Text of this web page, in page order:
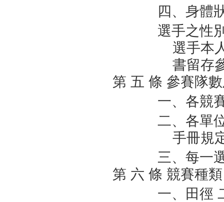
四、身體
選手之性
選手本
書留存
第 五 條 參賽隊
一、各競
二、各單
手冊規
三、每一
第 六 條 競賽種類
一、田徑